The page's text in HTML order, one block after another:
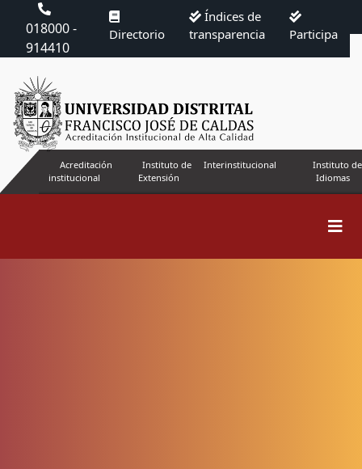
018000 -
914410
Directorio
Índices de
transparencia
Participa
Acreditación
institucional
Instituto de
Extensión
Interinstitucional
Instituto de
Idiomas